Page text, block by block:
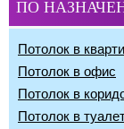
ПО
Потолок в
Потолок в офис
Потолок в
Потолок в